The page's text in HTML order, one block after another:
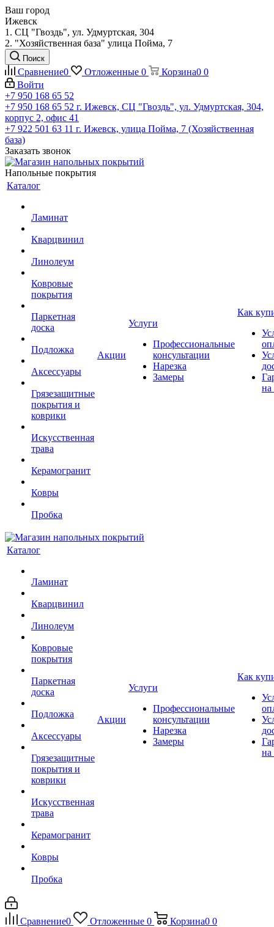
Ваш город
Ижевск
1. СЦ "Гвоздь", ул. Удмуртская, 304
2. "Хозяйственная база" улица Пойма, 7
Поиск
Сравнение0 Отложенные 0 Корзина0 0
Войти
+7 950 168 65 52
+7 950 168 65 52 г. Ижевск, СЦ "Гвоздь", ул. Удмуртская, 304,
корпус 2, офис 41
+7 922 501 63 11 г. Ижевск, улица Пойма, 7 (Хозяйственная
база)
Заказать звонок
Напольные покрытия
Каталог
Ламинат
Кварцвинил
Линолеум
Ковровые
покрытия
Паркетная
доска
Подложка
Аксессуары
Грязезащитные
покрытия и
коврики
Искусственная
трава
Керамогранит
Ковры
Пробка
Акции
Услуги
Профессиональные
консультации
Нарезка
Замеры
Как
на
Каталог
Ламинат
Кварцвинил
Линолеум
Ковровые
покрытия
Паркетная
доска
Подложка
Аксессуары
Грязезащитные
покрытия и
коврики
Искусственная
трава
Керамогранит
Ковры
Пробка
Акции
Услуги
Профессиональные
консультации
Нарезка
Замеры
Как
на
Сравнение0 Отложенные 0 Корзина0 0